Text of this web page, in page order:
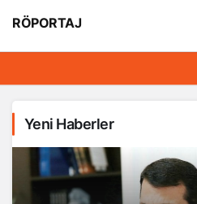
RÖPORTAJ
Yeni Haberler